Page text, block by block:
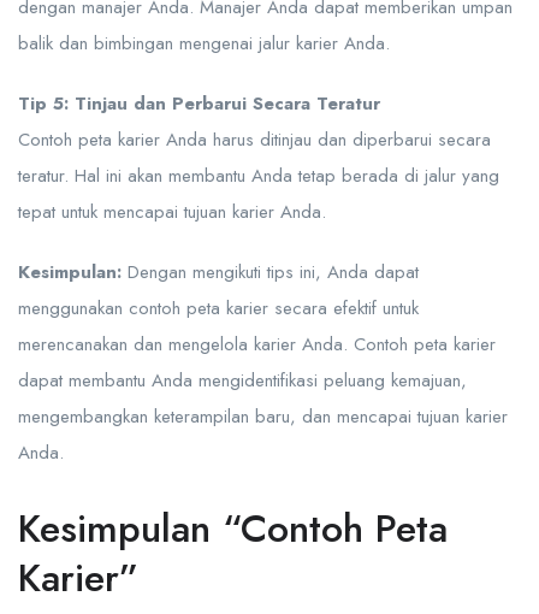
dengan manajer Anda. Manajer Anda dapat memberikan umpan
balik dan bimbingan mengenai jalur karier Anda.
Tip 5: Tinjau dan Perbarui Secara Teratur
Contoh peta karier Anda harus ditinjau dan diperbarui secara
teratur. Hal ini akan membantu Anda tetap berada di jalur yang
tepat untuk mencapai tujuan karier Anda.
Kesimpulan: Dengan mengikuti tips ini, Anda dapat
menggunakan contoh peta karier secara efektif untuk
merencanakan dan mengelola karier Anda. Contoh peta karier
dapat membantu Anda mengidentifikasi peluang kemajuan,
mengembangkan keterampilan baru, dan mencapai tujuan karier
Anda.
Kesimpulan “Contoh Peta
Karier”